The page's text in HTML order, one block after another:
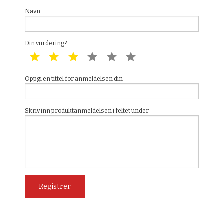
Navn
Din vurdering?
1 star 2 star 3 star 4 star 5 star
Oppgi en tittel for anmeldelsen din
Skriv inn produktanmeldelsen i feltet under